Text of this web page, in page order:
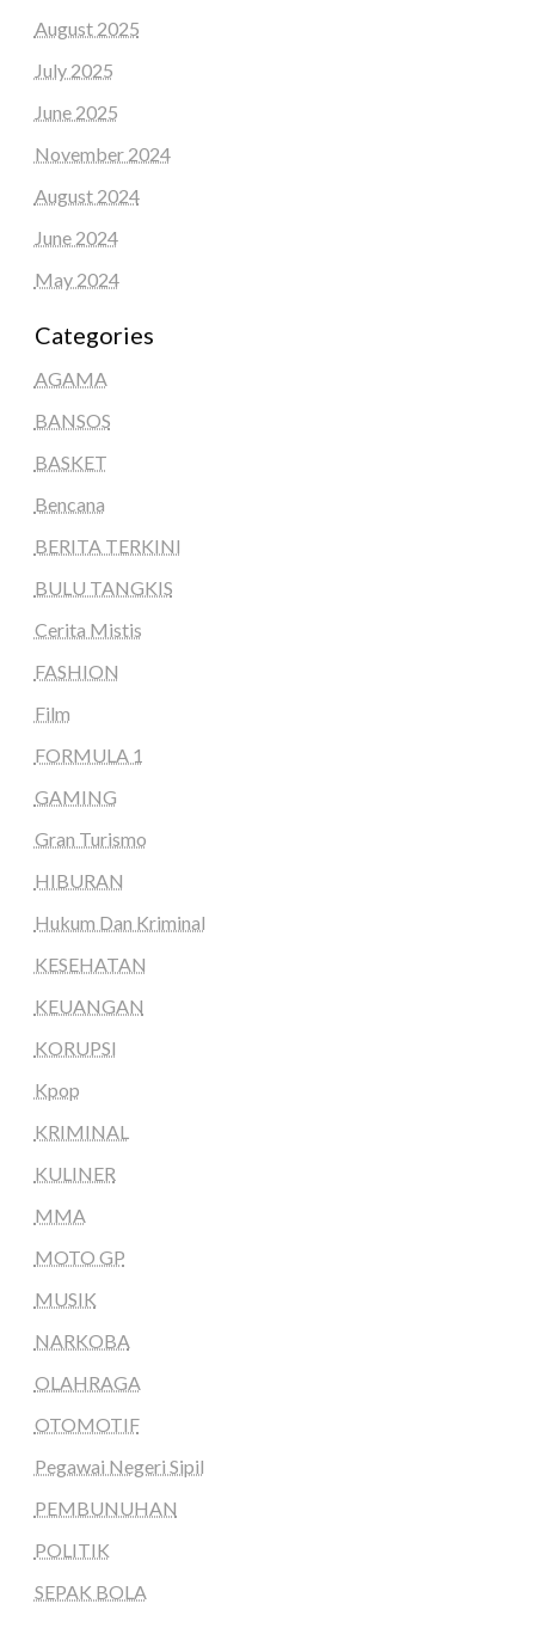
August 2025
July 2025
June 2025
November 2024
August 2024
June 2024
May 2024
Categories
AGAMA
BANSOS
BASKET
Bencana
BERITA TERKINI
BULU TANGKIS
Cerita Mistis
FASHION
Film
FORMULA 1
GAMING
Gran Turismo
HIBURAN
Hukum Dan Kriminal
KESEHATAN
KEUANGAN
KORUPSI
Kpop
KRIMINAL
KULINER
MMA
MOTO GP
MUSIK
NARKOBA
OLAHRAGA
OTOMOTIF
Pegawai Negeri Sipil
PEMBUNUHAN
POLITIK
SEPAK BOLA